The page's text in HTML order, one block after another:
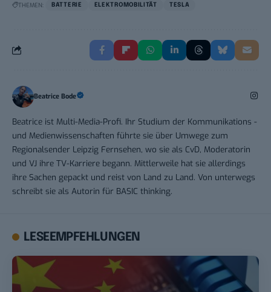
THEMEN: BATTERIE ELEKTROMOBILITÄT TESLA
Beatrice Bode
Beatrice ist Multi-Media-Profi. Ihr Studium der Kommunikations -
und Medienwissenschaften führte sie über Umwege zum
Regionalsender Leipzig Fernsehen, wo sie als CvD, Moderatorin
und VJ ihre TV-Karriere begann. Mittlerweile hat sie allerdings
ihre Sachen gepackt und reist von Land zu Land. Von unterwegs
schreibt sie als Autorin für BASIC thinking.
LESEEMPFEHLUNGEN